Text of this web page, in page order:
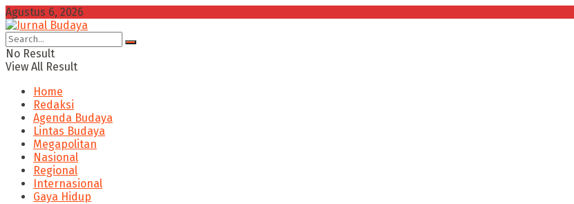
Agustus 6, 2026
No Result
View All Result
Home
Redaksi
Agenda Budaya
Lintas Budaya
Megapolitan
Nasional
Regional
Internasional
Gaya Hidup